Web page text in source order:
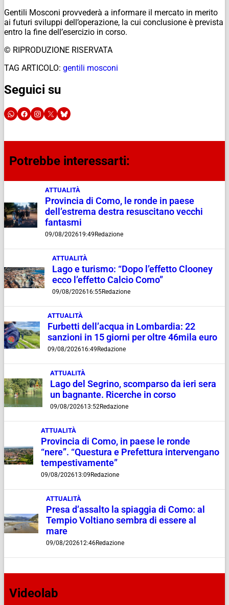
Gentili Mosconi provvederà a informare il mercato in merito
ai futuri sviluppi dell’operazione, la cui conclusione è prevista
entro la fine dell’esercizio in corso.
© RIPRODUZIONE RISERVATA
TAG ARTICOLO: gentili mosconi
Seguici su
Potrebbe interessarti:
ATTUALITÀ
Provincia di Como, le ronde in paese
dell’estrema destra resuscitano vecchi
fantasmi
09/08/202619:49 Redazione
ATTUALITÀ
Lago e turismo: “Dopo l’effetto Clooney
ecco l’effetto Calcio Como”
09/08/202616:55Redazione
ATTUALITÀ
Furbetti dell’acqua in Lombardia: 22
sanzioni in 15 giorni per oltre 46mila euro
09/08/202616:49 Redazione
ATTUALITÀ
Lago del Segrino, scomparso da ieri sera
un bagnante. Ricerche in corso
09/08/202613:52Redazione
ATTUALITÀ
Provincia di Como, in paese le ronde
“nere”. “Questura e Prefettura intervengano
tempestivamente”
09/08/202613:09 Redazione
ATTUALITÀ
Presa d’assalto la spiaggia di Como: al
Tempio Voltiano sembra di essere al
mare
09/08/202612:46Redazione
Videolab